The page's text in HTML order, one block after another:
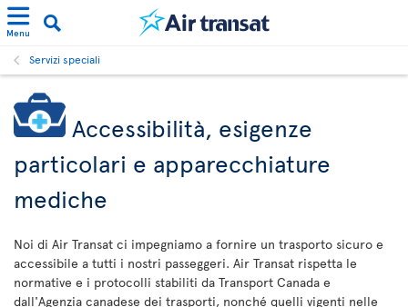
Menu
Servizi speciali
Accessibilità, esigenze
particolari e apparecchiature
mediche
Noi di Air Transat ci impegniamo a fornire un trasporto sicuro e
accessibile a tutti i nostri passeggeri. Air Transat rispetta le
normative e i protocolli stabiliti da Transport Canada e
dall'Agenzia canadese dei trasporti, nonché quelli vigenti nelle